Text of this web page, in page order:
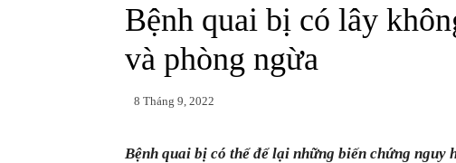
Bệnh quai bị có lây
và phòng ngừa
8 Tháng 9, 2022
Bệnh quai bị có thể để lại những biến chứng